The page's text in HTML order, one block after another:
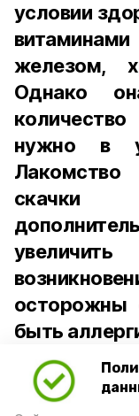
условии
железом,
Однако
нужно в
Лакомство
скачки
быть
Для
порцией